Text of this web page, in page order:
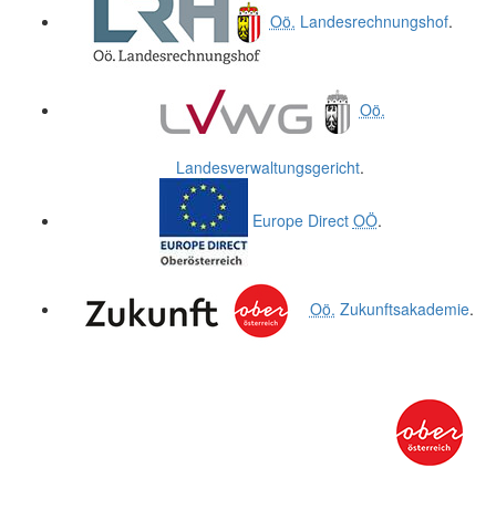
Oö. Landesrechnungshof.
Oö.
Landesverwaltungsgericht.
Europe Direct OÖ.
Oö. Zukunftsakademie.